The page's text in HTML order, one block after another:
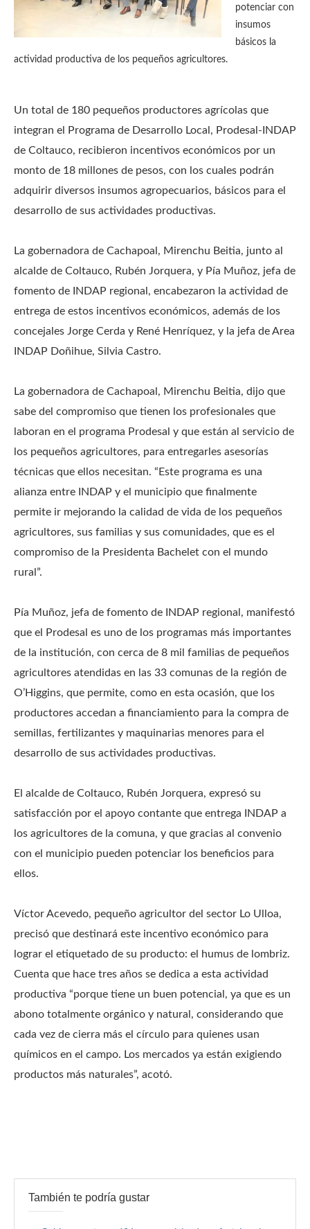
potenciar con
insumos
básicos la
actividad productiva de los pequeños agricultores.
Un total de 180 pequeños productores agrícolas que
integran el Programa de Desarrollo Local, Prodesal-INDAP
de Coltauco, recibieron incentivos económicos por un
monto de 18 millones de pesos, con los cuales podrán
adquirir diversos insumos agropecuarios, básicos para el
desarrollo de sus actividades productivas.
La gobernadora de Cachapoal, Mirenchu Beitia, junto al
alcalde de Coltauco, Rubén Jorquera, y Pía Muñoz, jefa de
fomento de INDAP regional, encabezaron la actividad de
entrega de estos incentivos económicos, además de los
concejales Jorge Cerda y René Henríquez, y la jefa de Area
INDAP Doñihue, Silvia Castro.
La gobernadora de Cachapoal, Mirenchu Beitia, dijo que
sabe del compromiso que tienen los profesionales que
laboran en el programa Prodesal y que están al servicio de
los pequeños agricultores, para entregarles asesorías
técnicas que ellos necesitan. “Este programa es una
alianza entre INDAP y el municipio que finalmente
permite ir mejorando la calidad de vida de los pequeños
agricultores, sus familias y sus comunidades, que es el
compromiso de la Presidenta Bachelet con el mundo
rural”.
Pía Muñoz, jefa de fomento de INDAP regional, manifestó
que el Prodesal es uno de los programas más importantes
de la institución, con cerca de 8 mil familias de pequeños
agricultores atendidas en las 33 comunas de la región de
O’Higgins, que permite, como en esta ocasión, que los
productores accedan a financiamiento para la compra de
semillas, fertilizantes y maquinarias menores para el
desarrollo de sus actividades productivas.
El alcalde de Coltauco, Rubén Jorquera, expresó su
satisfacción por el apoyo contante que entrega INDAP a
los agricultores de la comuna, y que gracias al convenio
con el municipio pueden potenciar los beneficios para
ellos.
Víctor Acevedo, pequeño agricultor del sector Lo Ulloa,
precisó que destinará este incentivo económico para
lograr el etiquetado de su producto: el humus de lombriz.
Cuenta que hace tres años se dedica a esta actividad
productiva “porque tiene un buen potencial, ya que es un
abono totalmente orgánico y natural, considerando que
cada vez de cierra más el círculo para quienes usan
químicos en el campo. Los mercados ya están exigiendo
productos más naturales”, acotó.
También te podría gustar